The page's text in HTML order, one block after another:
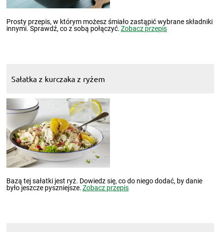
Prosty przepis, w którym możesz śmiało zastąpić wybrane składniki
innymi. Sprawdź, co z sobą połączyć.Zobacz przepis
Sałatka z kurczaka z ryżem
Bazą tej sałatki jest ryż. Dowiedz się, co do niego dodać, by danie
było jeszcze pyszniejsze.Zobacz przepis